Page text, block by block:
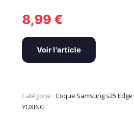
8,99 €
Voir l'article
Catégorie : Coque Samsung s25 Edge
YUXING